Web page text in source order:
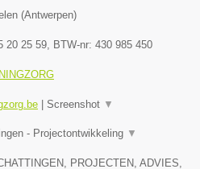
(Antwerpen)
20 25 59 , BTW-nr: 430 985 450
| Screenshot ▼
- Projectontwikkeling ▼
PROJECTEN, ADVIES,